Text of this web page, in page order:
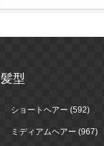
髪型
ショートヘアー (592)
ミディアムヘアー (967)